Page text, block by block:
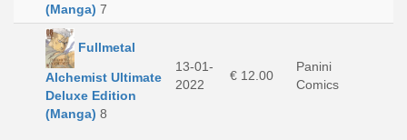
(Manga) 7
Fullmetal
Alchemist Ultimate
Deluxe Edition
(Manga) 8
13-01-
2022
€ 12.00
Panini
Comics